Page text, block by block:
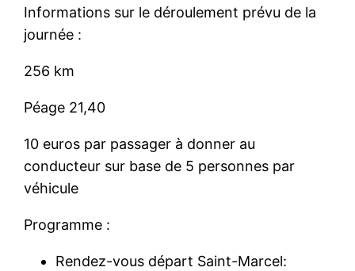
Informations sur le déroulement prévu de la
journée :
256 km
Péage 21,40
10 euros par passager à donner au
conducteur sur base de 5 personnes par
véhicule
Programme :
Rendez-vous départ Saint-Marcel: